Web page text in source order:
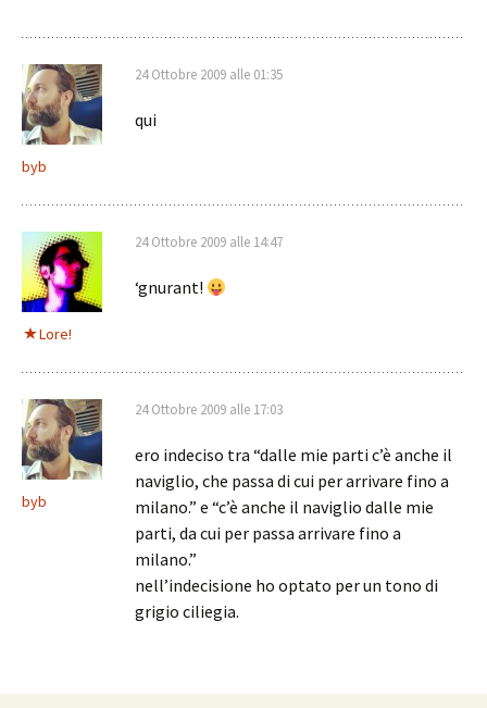
byb
24 Ottobre 2009 alle 01:35
qui
Lore!
24 Ottobre 2009 alle 14:47
‘gnurant!
byb
24 Ottobre 2009 alle 17:03
ero indeciso tra “dalle mie parti c’è anche il
naviglio, che passa di cui per arrivare fino a
milano.” e “c’è anche il naviglio dalle mie
parti, da cui per passa arrivare fino a
milano.”
nell’indecisione ho optato per un tono di
grigio ciliegia.